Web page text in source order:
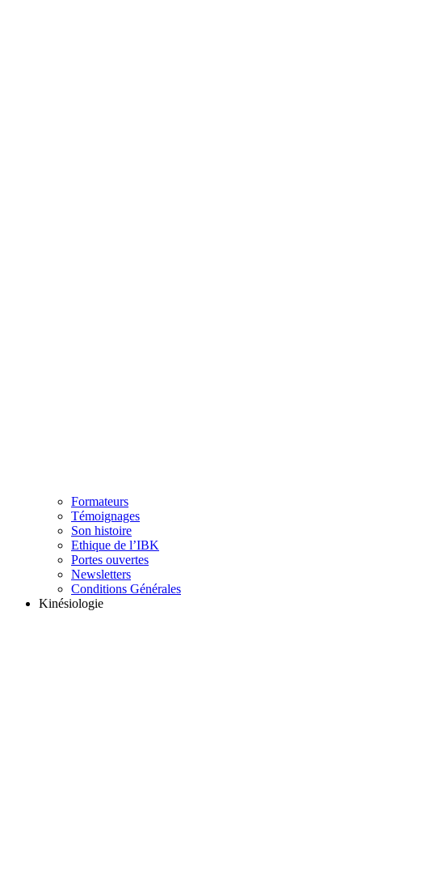
Formateurs
Témoignages
Son histoire
Ethique de l’IBK
Portes ouvertes
Newsletters
Conditions Générales
Kinésiologie